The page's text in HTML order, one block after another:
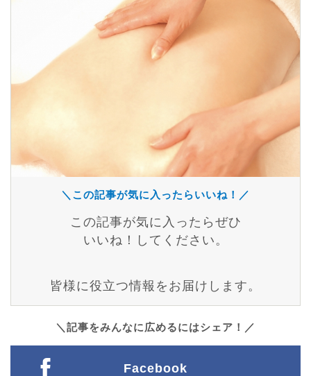
＼この記事が気に入ったらいいね！／
この記事が気に入ったらぜひ
いいね！してください。
皆様に役立つ情報をお届けします。
＼記事をみんなに広めるにはシェア！／
Facebook